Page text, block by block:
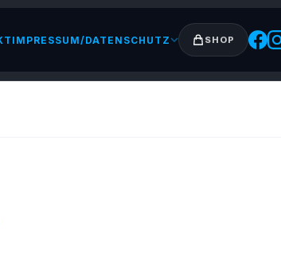
IMPRESSUM/DATENSCHUTZ SHOP